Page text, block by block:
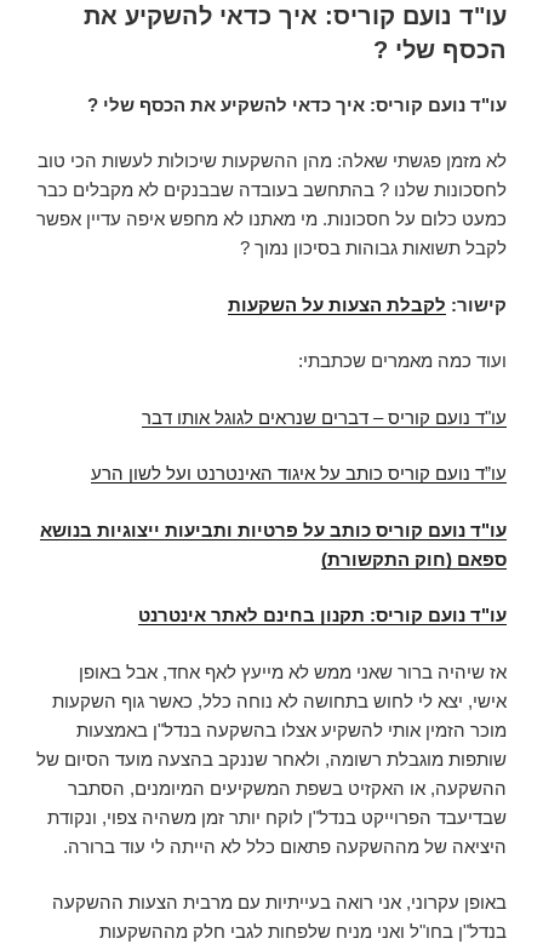
עו"ד נועם קוריס: איך כדאי להשקיע את
הכסף שלי ?
עו"ד נועם קוריס: איך כדאי להשקיע את הכסף שלי ?
לא מזמן פגשתי שאלה: מהן ההשקעות שיכולות לעשות הכי טוב
לחסכונות שלנו ? בהתחשב בעובדה שבבנקים לא מקבלים כבר
כמעט כלום על חסכונות. מי מאתנו לא מחפש איפה עדיין אפשר
לקבל תשואות גבוהות בסיכון נמוך ?
קישור: לקבלת הצעות על השקעות
ועוד כמה מאמרים שכתבתי:
עו"ד נועם קוריס – דברים שנראים לגוגל אותו דבר
עו”ד נועם קוריס כותב על איגוד האינטרנט ועל לשון הרע
עו"ד נועם קוריס כותב על פרטיות ותביעות ייצוגיות בנושא
ספאם (חוק התקשורת)
עו"ד נועם קוריס: תקנון בחינם לאתר אינטרנט
אז שיהיה ברור שאני ממש לא מייעץ לאף אחד, אבל באופן
אישי, יצא לי לחוש בתחושה לא נוחה כלל, כאשר גוף השקעות
מוכר הזמין אותי להשקיע אצלו בהשקעה בנדל"ן באמצעות
שותפות מוגבלת רשומה, ולאחר שננקב בהצעה מועד הסיום של
ההשקעה, או האקזיט בשפת המשקיעים המיומנים, הסתבר
שבדיעבד הפרוייקט בנדל"ן לוקח יותר זמן משהיה צפוי, ונקודת
היציאה של מההשקעה פתאום כלל לא הייתה לי עוד ברורה.
באופן עקרוני, אני רואה בעייתיות עם מרבית הצעות ההשקעה
בנדל"ן בחו"ל ואני מניח שלפחות לגבי חלק מההשקעות